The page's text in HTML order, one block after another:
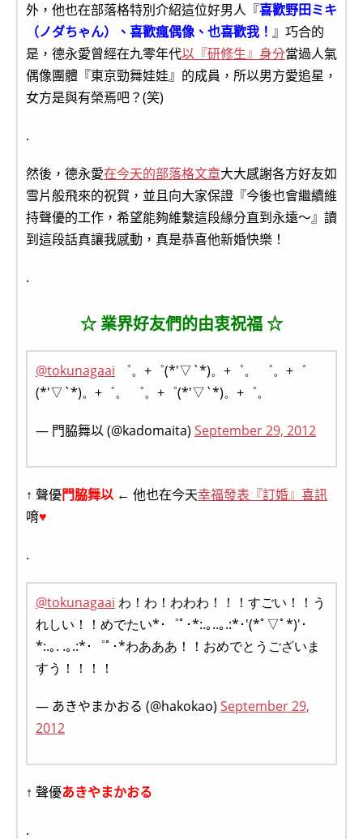
外，他也在部落格特別介紹這位好男人『喜歡野田ミキ
（ノダちゃん）、喜歡瘋偶像、也喜歡我！ 』巧合的
是，德永愛曾經在九零年代以『研修生』身分當過人氣
偶像團體『東京勁舞娃娃』的成員，所以男方愛追星，
女方是與有榮焉吧？(笑)
.
然後，德永愛在今天的部落格文章大大感謝各方好友如
雪片般飛來的祝賀，並且向大家保證『今後也會繼續維
持聲優的工作，希望能夠維繫這段緣分直到永遠～』讀
到這段話真讓我感動，真是恭喜他新婚快樂！
.
☆ 業界好友們的由衷祝福 ☆
@tokunagaai ゜。+゜(*′▽`*)。+゜。 ゜。+゜
(*′▽`*)。+゜。 ゜。+゜(*′▽`*)。+゜。
— 門脇舞以 (@kadomaita) September 29, 2012
↑ 聲優門脇舞以← 他也在今天幸福發表『訂婚』喜訊
唷♥
.
@tokunagaai わ！わ！わわわ！！！すごい！！う
れしい！！めでたい*･゜ﾟ･*:.｡..｡.:*･'(*ﾟ▽ﾟ*)'･
*:.｡. .｡.:*･゜ﾟ･*わあああ！！おめでとうございま
すう！！！！
— あきやまかおる (@hakokao) September 29,
2012
↑ 聲優あきやまかおる
.